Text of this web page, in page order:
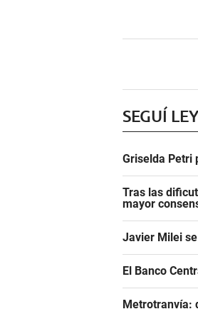
SEGUÍ
Griselda Petri
Tras las
mayor
Javier Milei
El Banco
Metrotranvía: